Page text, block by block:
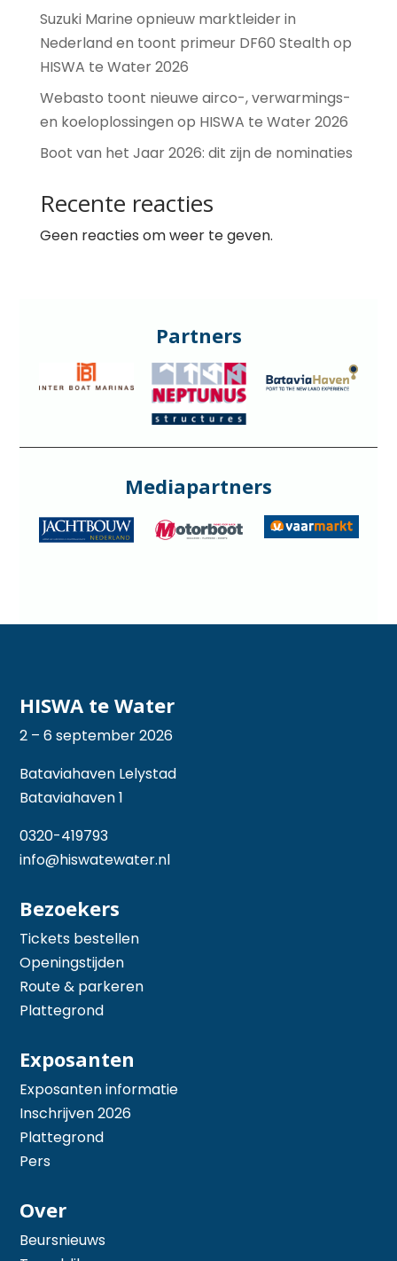
Suzuki Marine opnieuw marktleider in
Nederland en toont primeur DF60 Stealth op
HISWA te Water 2026
Webasto toont nieuwe airco-, verwarmings-
en koeloplossingen op HISWA te Water 2026
Boot van het Jaar 2026: dit zijn de nominaties
Recente reacties
Geen reacties om weer te geven.
Partners
Mediapartners
HISWA te Water
2 – 6 september 2026
Bataviahaven Lelystad
Bataviahaven 1
0320-419793
info@hiswatewater.nl
Bezoekers
Tickets bestellen
Openingstijden
Route & parkeren
Plattegrond
Exposanten
Exposanten informatie
Inschrijven 2026
Plattegrond
Pers
Over
Beursnieuws